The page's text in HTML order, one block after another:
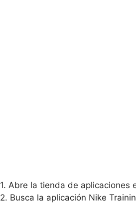
1. Abre la tienda de aplicaciones‍
2. Busca la aplicación⁢ Nike